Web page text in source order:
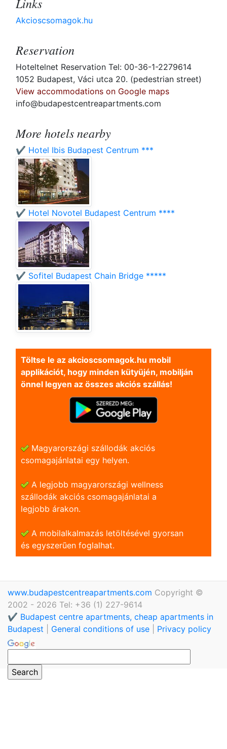
Akcioscsomagok.hu
Reservation
Hoteltelnet Reservation Tel: 00-36-1-2279614
1052 Budapest, Váci utca 20. (pedestrian street)
View accommodations on Google maps
info@budapestcentreapartments.com
More hotels nearby
✔️ Hotel Ibis Budapest Centrum ***
✔️ Hotel Novotel Budapest Centrum ****
✔️ Sofitel Budapest Chain Bridge *****
Töltse le az akcioscsomagok.hu mobil
applikációt, hogy minden kütyüjén, mobilján
önnel legyen az összes akciós szállás!
Magyarországi szállodák akciós
csomagajánlatai egy helyen.
A legjobb magyarországi wellness
szállodák akciós csomagajánlatai a
legjobb árakon.
A mobilalkalmazás letöltésével gyorsan
és egyszerũen foglalhat.
www.budapestcentreapartments.com Copyright ©
2002 - 2026 Tel: +36 (1) 227-9614
✔️ Budapest centre apartments, cheap apartments in
Budapest
General conditions of use Privacy policy